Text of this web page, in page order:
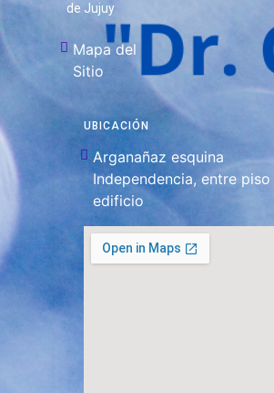
de Jujuy
Mapa del
Sitio
UBICACIÓN
Arganañaz esquina
Independencia, entre piso
edificio